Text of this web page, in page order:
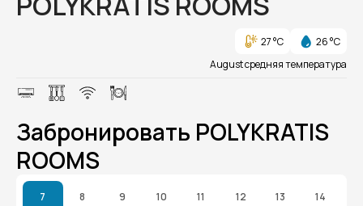
27 °C
26 °C
August средняя температура
Забронировать POLYKRATIS
ROOMS
7 8 9 10 11 12 13 14